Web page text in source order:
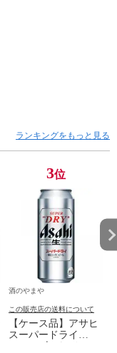
ランキングをもっと見る
3位
酒のやまや
この販売店の送料について
【ケース品】アサヒ
スーパードライ